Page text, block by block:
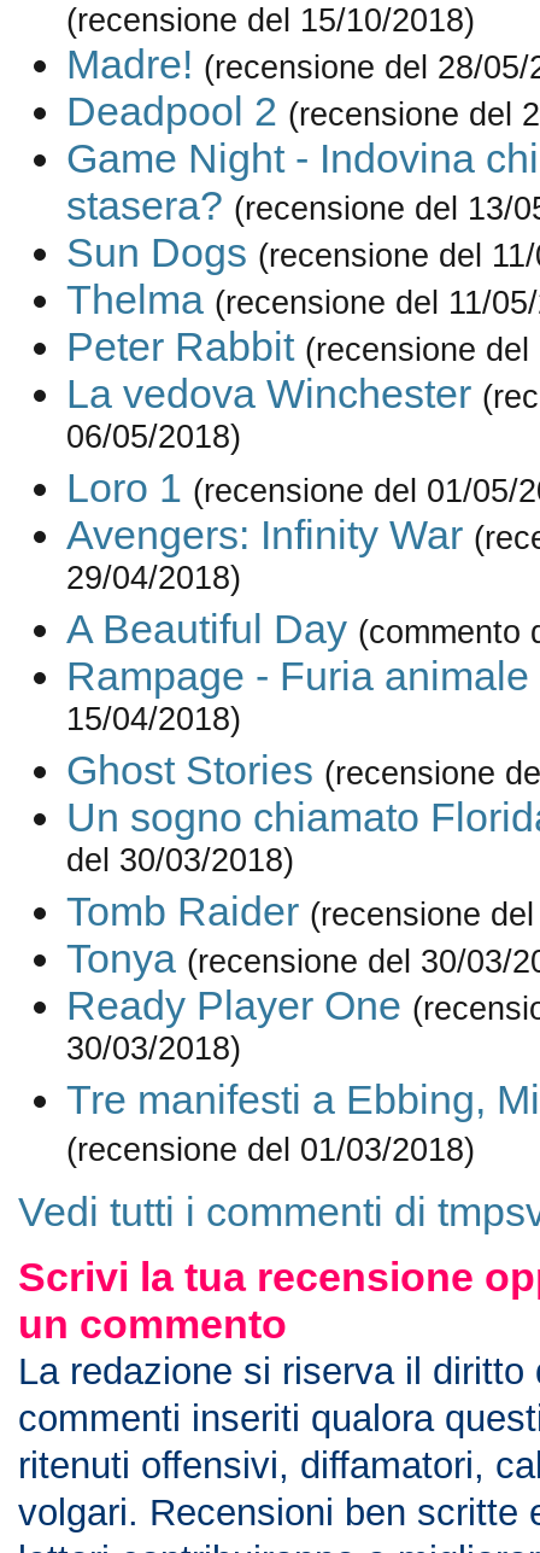
(recensione del 15/10/2018)
Madre! (recensione del 28/05/
Deadpool 2 (recensione del
Game Night - Indovina
stasera? (recensione del 13/
Sun Dogs (recensione del
Thelma (recensione del 11/
Peter Rabbit (recensione del
La vedova Winchester
06/05/2018)
Loro 1 (recensione del 01/05/
Avengers: Infinity War
29/04/2018)
A Beautiful Day (commento
Rampage - Furia animale
15/04/2018)
Ghost Stories (recensione
Un sogno chiamato
del 30/03/2018)
Tomb Raider (recensione
Tonya (recensione del 30/03/
Ready Player One
30/03/2018)
Tre manifesti a Ebbing,
(recensione del 01/03/2018)
Vedi tutti i commenti di
Scrivi la tua recensione
un commento
La redazione si riserva il diritto
commenti inseriti qualora
ritenuti offensivi, diffamatori,
volgari. Recensioni ben scritte